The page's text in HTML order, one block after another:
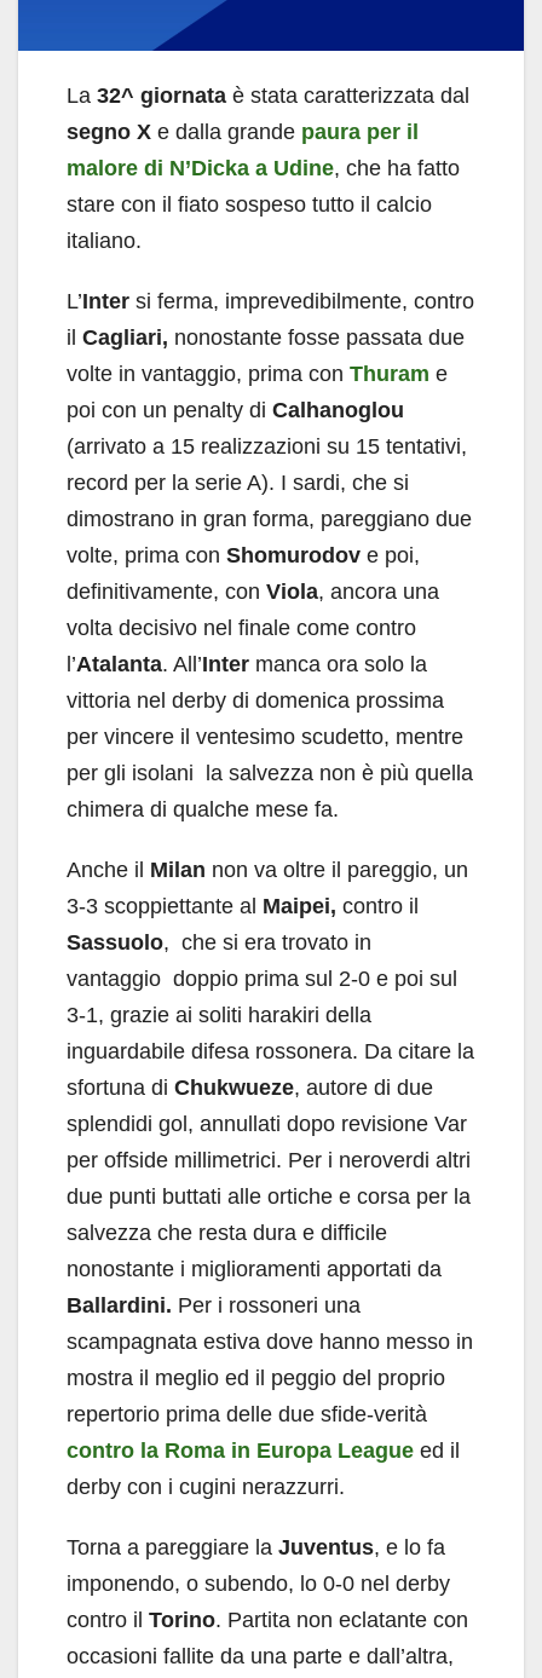
La 32^ giornata è stata caratterizzata dal
segno X e dalla grande paura per il
malore di N’Dicka a Udine, che ha fatto
stare con il fiato sospeso tutto il calcio
italiano.
L’Inter si ferma, imprevedibilmente, contro
il Cagliari, nonostante fosse passata due
volte in vantaggio, prima con Thuram e
poi con un penalty di Calhanoglou
(arrivato a 15 realizzazioni su 15 tentativi,
record per la serie A). I sardi, che si
dimostrano in gran forma, pareggiano due
volte, prima con Shomurodov e poi,
definitivamente, con Viola, ancora una
volta decisivo nel finale come contro
l’Atalanta. All’Inter manca ora solo la
vittoria nel derby di domenica prossima
per vincere il ventesimo scudetto, mentre
per gli isolani la salvezza non è più quella
chimera di qualche mese fa.
Anche il Milan non va oltre il pareggio, un
3-3 scoppiettante al Maipei, contro il
Sassuolo, che si era trovato in
vantaggio doppio prima sul 2-0 e poi sul
3-1, grazie ai soliti harakiri della
inguardabile difesa rossonera. Da citare la
sfortuna di Chukwueze, autore di due
splendidi gol, annullati dopo revisione Var
per offside millimetrici. Per i neroverdi altri
due punti buttati alle ortiche e corsa per la
salvezza che resta dura e difficile
nonostante i miglioramenti apportati da
Ballardini. Per i rossoneri una
scampagnata estiva dove hanno messo in
mostra il meglio ed il peggio del proprio
repertorio prima delle due sfide-verità
contro la Roma in Europa League ed il
derby con i cugini nerazzurri.
Torna a pareggiare la Juventus, e lo fa
imponendo, o subendo, lo 0-0 nel derby
contro il Torino. Partita non eclatante con
occasioni fallite da una parte e dall’altra,